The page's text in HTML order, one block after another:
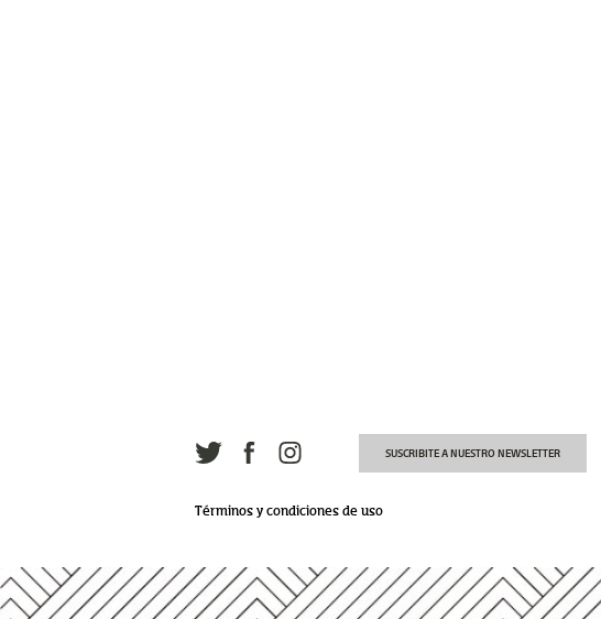
SUSCRIBITE A NUESTRO NEWSLETTER
Términos y condiciones de uso